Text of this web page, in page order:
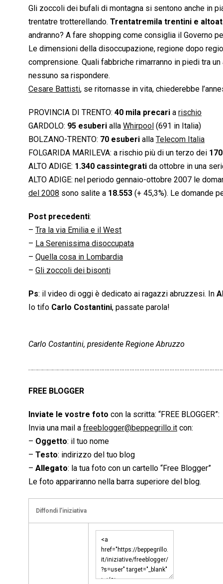
b
o
o
k
s
A
p
p
e
d
I
n
a
d
s
l
L
i
n
k
t
Gli zoccoli dei bufali di montagna si sentono anche in
trentatre trotterellando. Trentatremila trentini e
andranno? A fare shopping come consiglia il Governo
Le dimensioni della disoccupazione, regione dopo
comprensione. Quali fabbriche rimarranno in piedi tra
nessuno sa rispondere.
Cesare Battisti, se ritornasse in vita, chiederebbe
PROVINCIA DI TRENTO: 40 mila precari a rischio
GARDOLO: 95 esuberi alla Whirpool (691 in Italia)
BOLZANO-TRENTO: 70 esuberi alla Telecom Italia
FOLGARIDA MARILEVA: a rischio più di un terzo dei
ALTO ADIGE: 1.340 cassintegrati da ottobre in una
ALTO ADIGE: nel periodo gennaio-ottobre 2007 le
del 2008 sono salite a 18.553 (+ 45,3%). Le domande
Post precedenti:
– Tra la via Emilia e il West
– La Serenissima disoccupata
– Quella cosa in Lombardia
– Gli zoccoli dei bisonti
Ps: il video di oggi è dedicato ai ragazzi abruzzesi. In
Io tifo Carlo Costantini, passate parola!
Carlo Costantini, presidente Regione Abruzzo
FREE BLOGGER
Inviate le vostre foto con la scritta: “FREE BLOGGER”:
Invia una mail a freeblogger@beppegrillo.it con:
– Oggetto: il tuo nome
– Testo: indirizzo del tuo blog
– Allegato: la tua foto con un cartello “Free Blogger”
Le foto appariranno nella barra superiore del blog.
Diffondi l’iniziativa